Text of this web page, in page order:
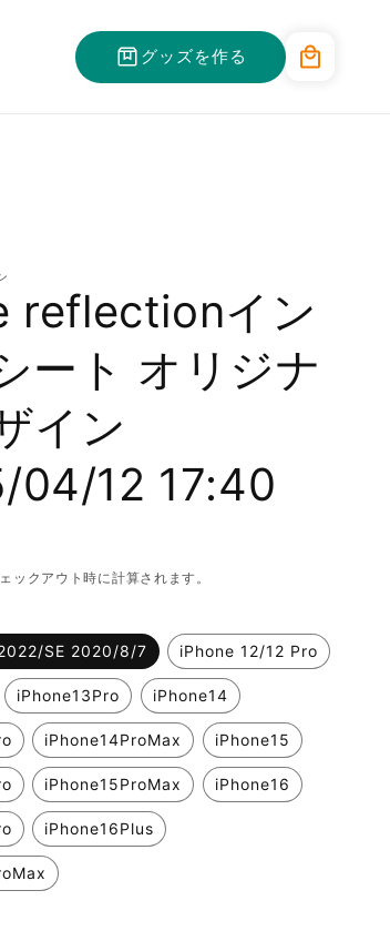
グッズを作る
ー
reflectionイン
ート オリジナ
イン
04/12 17:40
ックアウト時に計算されます。
SE 2020/8/7 iPhone 12/12 Pro
iPhone13Pro iPhone14
iPhone14ProMax iPhone15
iPhone15ProMax iPhone16
iPhone16Plus